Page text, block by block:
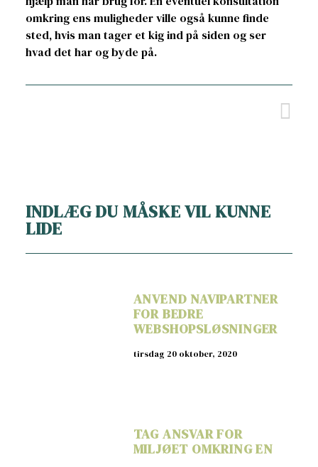
omkring ens muligheder ville også kunne finde
sted, hvis man tager et kig ind på siden og ser
hvad det har og byde på.
INDLÆG DU MÅSKE VIL KUNNE
LIDE
ANVEND NAVIPARTNER
FOR BEDRE
WEBSHOPSLØSNINGER
tirsdag 20 oktober, 2020
TAG ANSVAR FOR
MILJØET OMKRING EN